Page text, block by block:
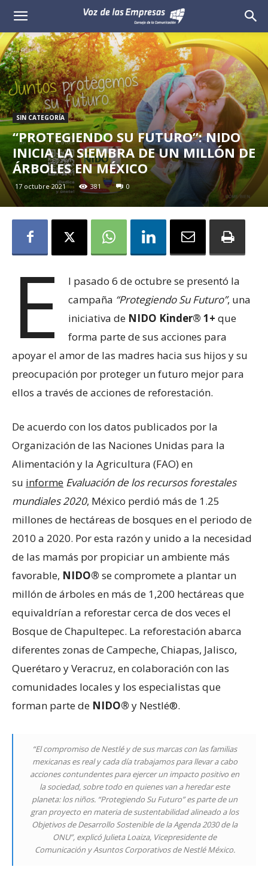
Voz
de
las
Empresas
SIN CATEGORÍA
“PROTEGIENDO SU FUTURO”: NIDO
INICIA LA SIEMBRA DE UN MILLÓN DE
ÁRBOLES EN MÉXICO
17 octubre 2021 381 0
E
l pasado 6 de octubre se presentó la
campaña “Protegiendo Su Futuro”, una
iniciativa de NIDO Kinder® 1+ que
forma parte de sus acciones para
apoyar el amor de las madres hacia sus hijos y su
preocupación por proteger un futuro mejor para
ellos a través de acciones de reforestación.
De acuerdo con los datos publicados por la
Organización de las Naciones Unidas para la
Alimentación y la Agricultura (FAO) en
su informe Evaluación de los recursos forestales
mundiales 2020, México perdió más de 1.25
millones de hectáreas de bosques en el periodo de
2010 a 2020. Por esta razón y unido a la necesidad
de las mamás por propiciar un ambiente más
favorable, NIDO® se compromete a plantar un
millón de árboles en más de 1,200 hectáreas que
equivaldrían a reforestar cerca de dos veces el
Bosque de Chapultepec. La reforestación abarca
diferentes zonas de Campeche, Chiapas, Jalisco,
Querétaro y Veracruz, en colaboración con las
comunidades locales y los especialistas que
forman parte de NIDO® y Nestlé®.
“El compromiso de Nestlé y de sus marcas con las familias
mexicanas es real y cada día trabajamos para llevar a cabo
acciones contundentes para ejercer un impacto positivo en
la sociedad, sobre todo en quienes van a heredar este
planeta: los niños. “Protegiendo Su Futuro”es parte de un
gran proyecto en materia de sustentabilidad alineado a los
Objetivos de Desarrollo Sostenible de la Agenda 2030 de la
ONU”, explicó Julieta Loaiza, Vicepresidente de
Comunicación y Asuntos Corporativos de Nestlé México.